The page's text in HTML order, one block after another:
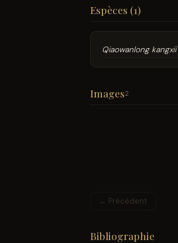
Espèces (1)
Qiaowanlong kangxii
Images2
← Précédent
Bibliographie